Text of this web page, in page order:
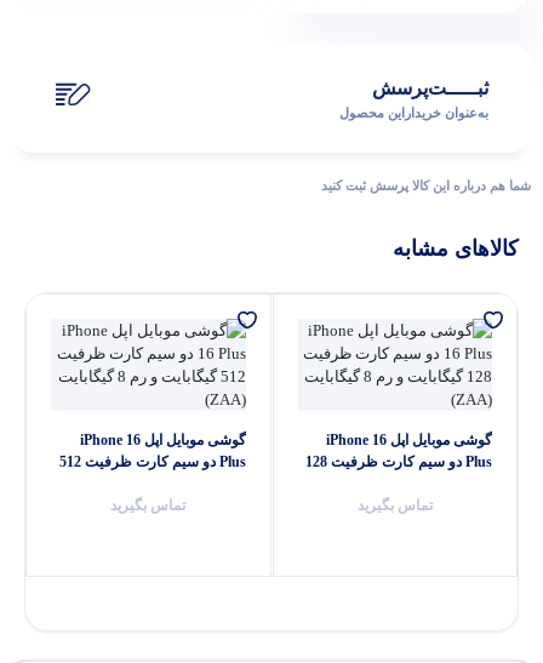
ثبـــــت‌پرسش
به‌عنوان ‌خریدار‌این‌ محصول
شما هم درباره این کالا پرسش ثبت کنید
کالاهای مشابه
گوشی موبایل اپل iPhone 16
Plus دو سیم کارت ظرفیت 128
– نات اکتیوتماس بگیرید
گوشی موبایل اپل iPhone 16
Plus دو سیم کارت ظرفیت 512
– نات اکتیوتماس بگیرید